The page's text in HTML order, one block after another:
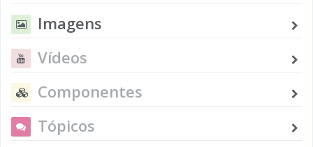
Imagens
Vídeos
Componentes
Tópicos